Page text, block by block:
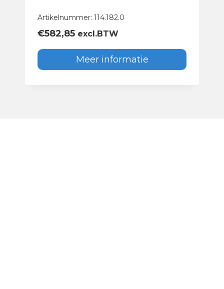
Artikelnummer: 114.182.0
€582,85 excl.BTW
Meer informatie